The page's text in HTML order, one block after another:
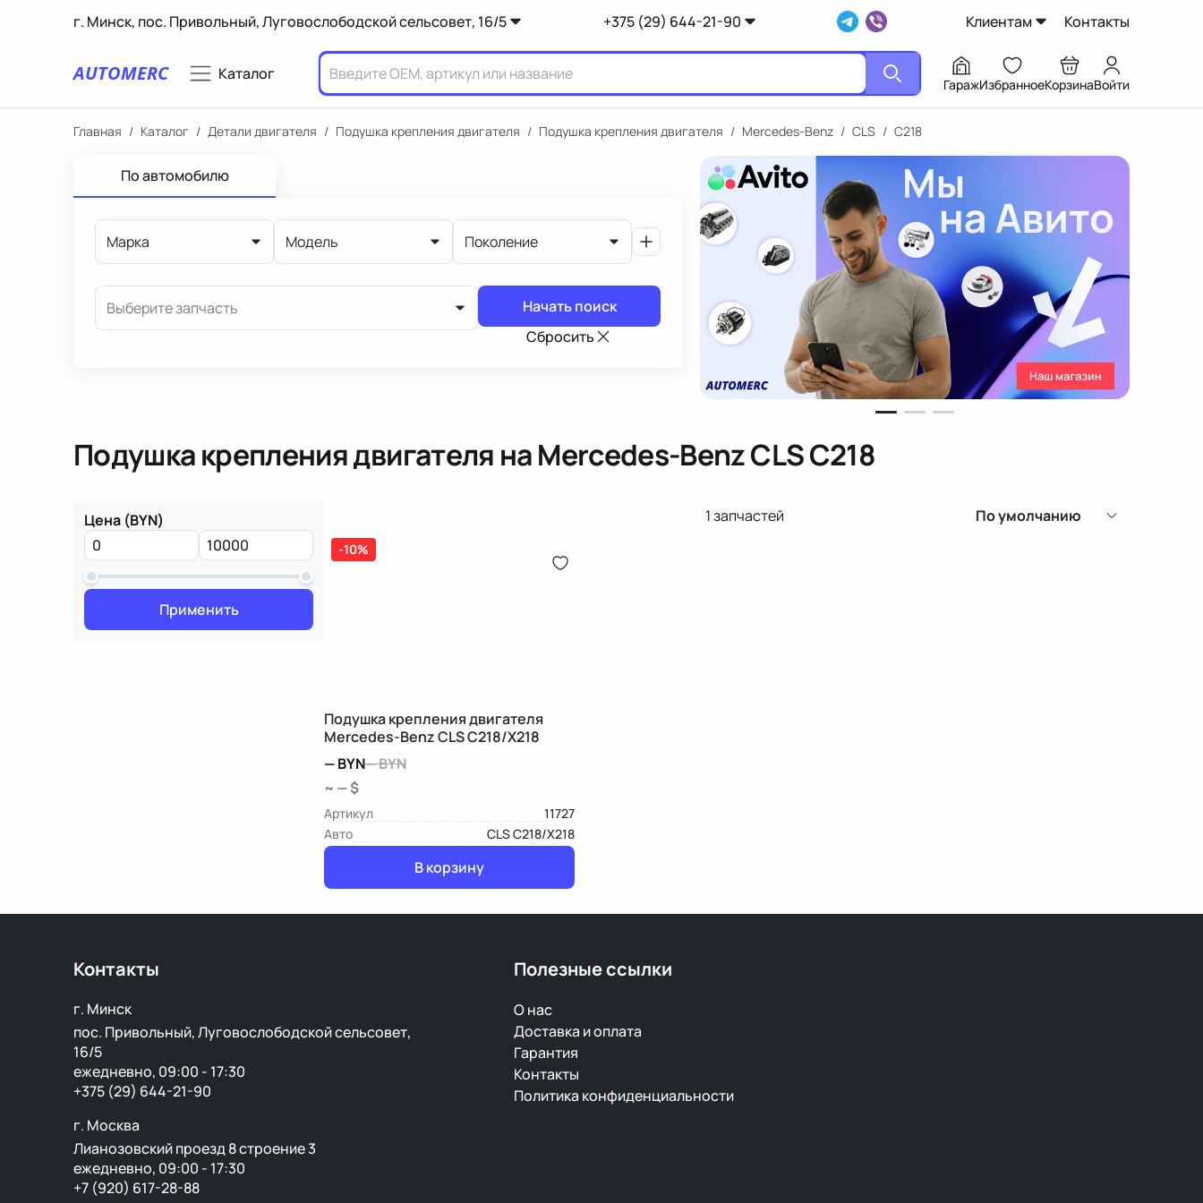
г. Минск, пос. Привольный, Луговослободской сельсовет, 16/5 +375 (29) 644-21-90 Клиентам Контакты
AUTOMERC Каталог
ГаражИзбранноеКорзинаВойти
Главная / Каталог / Детали двигателя / Подушка крепления двигателя / Подушка крепления двигателя / Mercedes-Benz / CLS / C218
По автомобилю
Марка Модель Поколение
Выберите запчасть
Начать поиск
Сбросить
Подушка крепления двигателя на Mercedes-Benz CLS C218
Цена (BYN)
Применить
1запчастей По умолчанию
-10%
Подушка крепления двигателя
Mercedes-Benz CLS C218/X218
—BYN—BYN
~ — $
Артикул
11727
Авто
CLS C218/X218
В корзину
Контакты
г. Минск
пос. Привольный, Луговослободской сельсовет,
16/5
ежедневно, 09:00 - 17:30
+375 (29) 644-21-90
г. Москва
Лианозовский проезд 8 строение 3
ежедневно, 09:00 - 17:30
+7 (920) 617-28-88
Полезные ссылки
О нас
Доставка и оплата
Гарантия
Контакты
Политика конфиденциальности